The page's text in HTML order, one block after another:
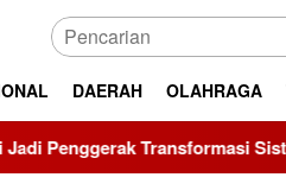
DAERAH OLAHRAGA
Sistem Pangan